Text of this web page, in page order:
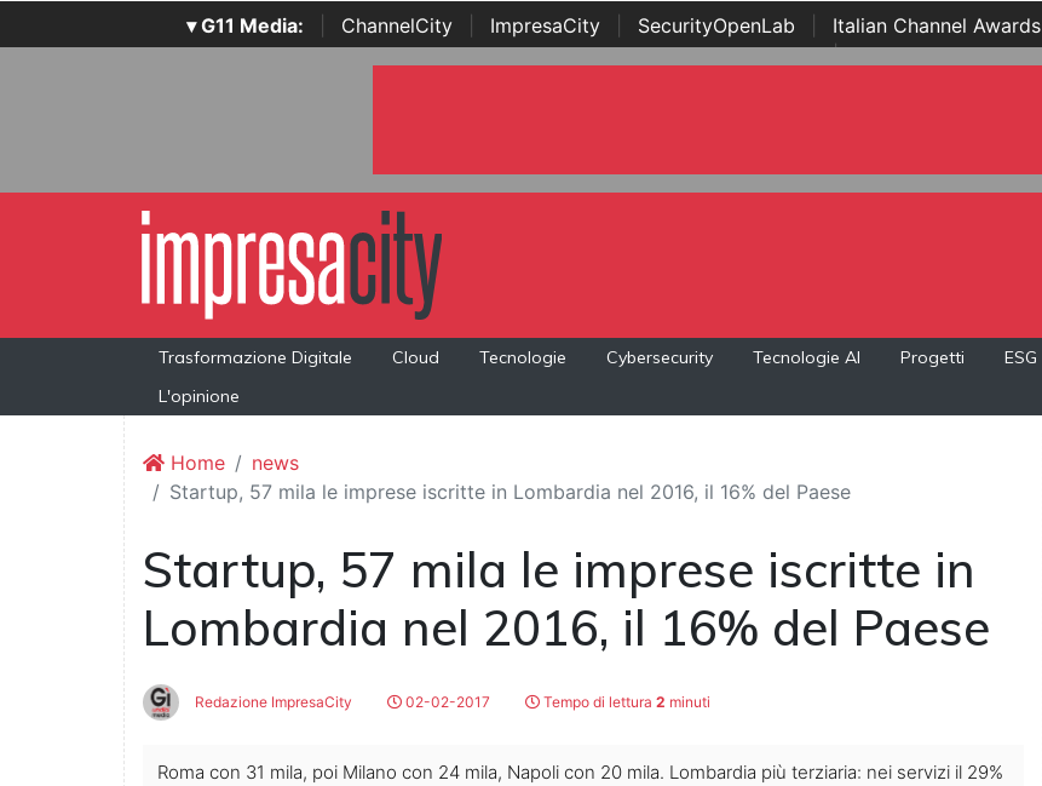
▾ G11 Media: ChannelCity ImpresaCity SecurityOpenLab Italian Channel Awards
Awards | ...
Trasformazione Digitale Cloud Tecnologie Cybersecurity Tecnologie AI Progetti ESG
L'opinione
Home
news
Startup, 57 mila le imprese iscritte in Lombardia nel 2016, il 16% del Paese
Startup, 57 mila le imprese iscritte in
Lombardia nel 2016, il 16% del Paese
Redazione ImpresaCity 02-02-2017 Tempo di lettura 2 minuti
Roma con 31 mila, poi Milano con 24 mila, Napoli con 20 mila. Lombardia più terziaria: nei servizi il 29%